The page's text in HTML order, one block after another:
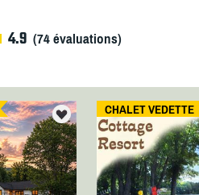
4.9 (74évaluations)
CHALET VEDETTE